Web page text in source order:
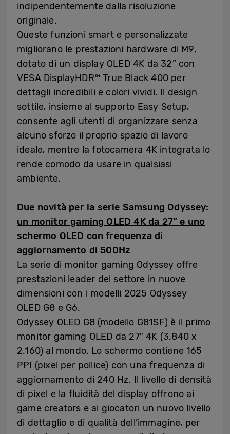
indipendentemente dalla risoluzione
originale.
Queste funzioni smart e personalizzate
migliorano le prestazioni hardware di M9,
dotato di un display OLED 4K da 32” con
VESA DisplayHDR™ True Black 400 per
dettagli incredibili e colori vividi. Il design
sottile, insieme al supporto Easy Setup,
consente agli utenti di organizzare senza
alcuno sforzo il proprio spazio di lavoro
ideale, mentre la fotocamera 4K integrata lo
rende comodo da usare in qualsiasi
ambiente.
Due novità per la serie Samsung Odyssey:
un monitor gaming OLED 4K da 27” e uno
schermo OLED con frequenza di
aggiornamento di 500Hz
La serie di monitor gaming Odyssey offre
prestazioni leader del settore in nuove
dimensioni con i modelli 2025 Odyssey
OLED G8 e G6.
Odyssey OLED G8 (modello G81SF) è il primo
monitor gaming OLED da 27” 4K (3.840 x
2.160) al mondo. Lo schermo contiene 165
PPI (pixel per pollice) con una frequenza di
aggiornamento di 240 Hz. Il livello di densità
di pixel e la fluidità del display offrono ai
game creators e ai giocatori un nuovo livello
di dettaglio e di qualità dell’immagine, per